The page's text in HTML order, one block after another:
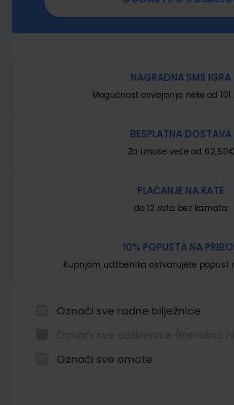
NAGRADNA SMS IGRA
Mogućnost osvajanja neke od
BESPLATNA DOSTAVA
Za iznose veće od 62,50€
PLAĆANJE NA RATE
do 12 rata bez kamata
10% POPUSTA NA
Kupnjom udžbenika ostvarujete popust
Označi sve radne bilježnice
Označi sve omote